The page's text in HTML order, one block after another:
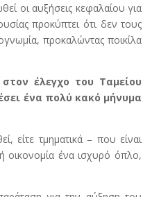
οι αυξήσεις κεφαλαίου για
προκύπτει ότι δεν τους
προκαλώντας ποικίλα
έλεγχο του Ταμείου
ένα πολύ κακό μήνυμα
είτε τμηματικά – που είναι
οικονομία ένα ισχυρό όπλο,